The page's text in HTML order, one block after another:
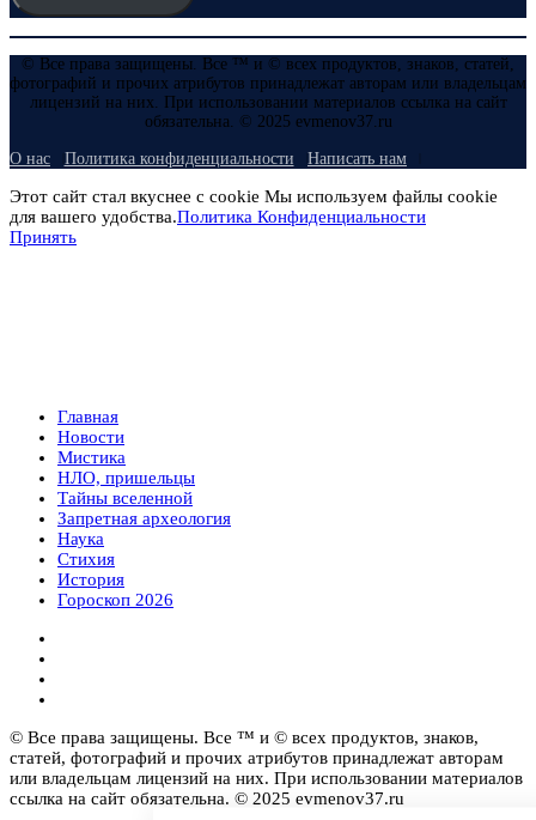
© Все права защищены. Все ™ и © всех продуктов, знаков, статей,
фотографий и прочих атрибутов принадлежат авторам или владельцам
лицензий на них. При использовании материалов ссылка на сайт
обязательна. © 2025 evmenov37.ru
О нас Политика конфиденциальности Написать нам
Этот сайт стал вкуснее с cookie Мы используем файлы cookie
для вашего удобства.Политика Конфиденциальности
Принять
Главная
Новости
Мистика
НЛО, пришельцы
Тайны вселенной
Запретная археология
Наука
Стихия
История
Гороскоп 2026
© Все права защищены. Все ™ и © всех продуктов, знаков,
статей, фотографий и прочих атрибутов принадлежат авторам
или владельцам лицензий на них. При использовании материалов
ссылка на сайт обязательна. © 2025 evmenov37.ru